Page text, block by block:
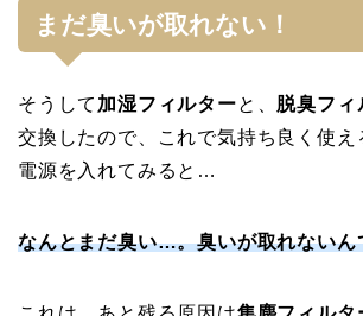
まだ臭いが取れない！
そうして 加湿フィルターと、 脱臭フィ
交換したので、これで気持ち良く使え
電源を入れてみると…
なんとまだ臭い…。臭いが取れないん